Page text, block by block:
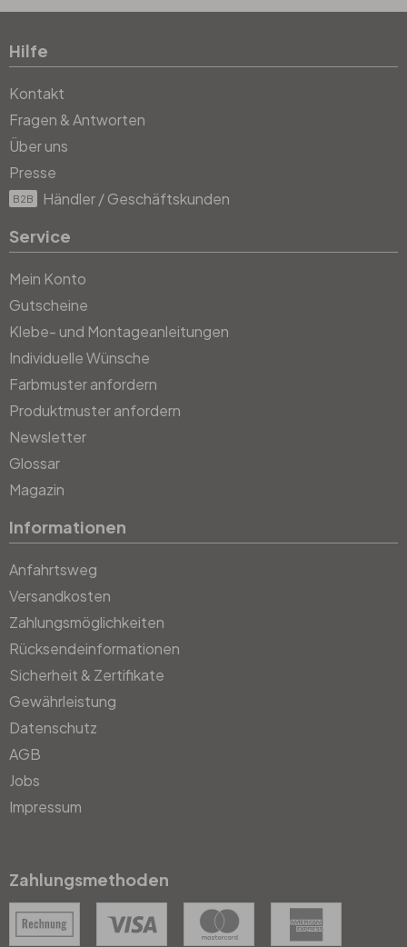
Hilfe
Kontakt
Fragen & Antworten
Über uns
Presse
B2B Händler / Geschäftskunden
Service
Mein Konto
Gutscheine
Klebe- und Montageanleitungen
Individuelle Wünsche
Farbmuster anfordern
Produktmuster anfordern
Newsletter
Glossar
Magazin
Informationen
Anfahrtsweg
Versandkosten
Zahlungsmöglichkeiten
Rücksendeinformationen
Sicherheit & Zertifikate
Gewährleistung
Datenschutz
AGB
Jobs
Impressum
Zahlungsmethoden